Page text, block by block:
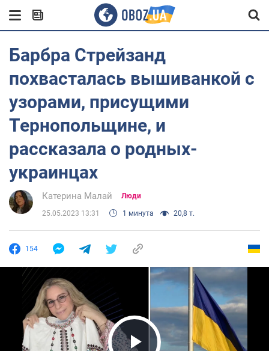
Барбра Стрейзанд
похвасталась вышиванкой с
узорами, присущими
Тернопольщине, и
рассказала о родных-
украинцах
Катерина Малай Люди
25.05.2023 13:31 1 минута 20,8 т.
154